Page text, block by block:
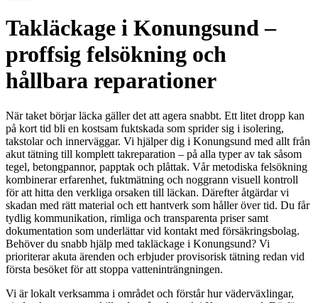
Takläckage i Konungsund –
proffsig felsökning och
hållbara reparationer
När taket börjar läcka gäller det att agera snabbt. Ett litet dropp kan
på kort tid bli en kostsam fuktskada som sprider sig i isolering,
takstolar och innerväggar. Vi hjälper dig i Konungsund med allt från
akut tätning till komplett takreparation – på alla typer av tak såsom
tegel, betongpannor, papptak och plåttak. Vår metodiska felsökning
kombinerar erfarenhet, fuktmätning och noggrann visuell kontroll
för att hitta den verkliga orsaken till läckan. Därefter åtgärdar vi
skadan med rätt material och ett hantverk som håller över tid. Du får
tydlig kommunikation, rimliga och transparenta priser samt
dokumentation som underlättar vid kontakt med försäkringsbolag.
Behöver du snabb hjälp med takläckage i Konungsund? Vi
prioriterar akuta ärenden och erbjuder provisorisk tätning redan vid
första besöket för att stoppa vatteninträngningen.
Vi är lokalt verksamma i området och förstår hur väderväxlingar,